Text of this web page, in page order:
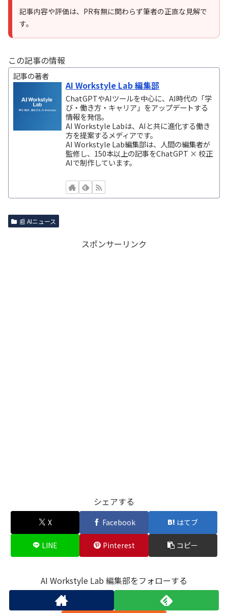
記事内容や評価は、PR有無に関わらず筆者の正直な見解で
す。
この記事の情報
記事の著者
AI Workstyle Lab 編集部
ChatGPTやAIツールを中心に、AI時代の「学
び・働き方・キャリア」をアップデートする
情報を発信。
AI Workstyle Labは、AIと共に進化する働き
方を提案するメディアです。
AI Workstyle Lab編集部は、人間の編集者が
監修し、150本以上の記事をChatGPT × 校正
AIで制作しています。
📰 AIニュース
スポンサーリンク
シェアする
X Facebook はてブ
LINE Pinterest コピー
AI Workstyle Lab 編集部をフォローする